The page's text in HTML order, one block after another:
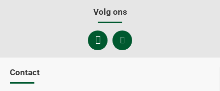
Volg ons
Contact